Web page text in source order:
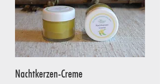
Nachtkerzen-Creme